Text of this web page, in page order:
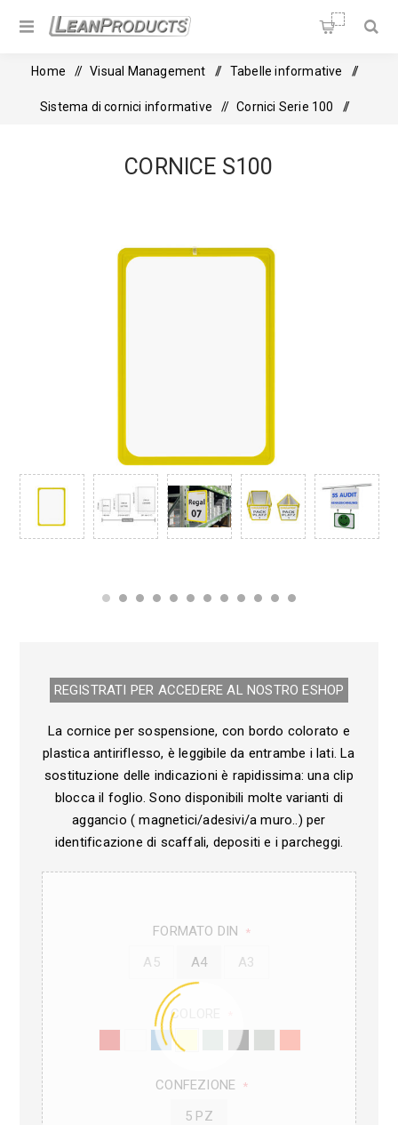
Soluzioni per la Lean
Home / Visual Management / Tabelle informative /
Sistema di cornici informative / Cornici Serie 100 /
CORNICE S100
REGISTRATI PER ACCEDERE AL NOSTRO E­SHOP
La cornice per sospensione, con bordo colorato e
plastica antiriflesso, è leggibile da entrambe i lati. La
sostituzione delle indicazioni è rapidissima: una clip
blocca il foglio. Sono disponibili molte varianti di
aggancio ( magnetici/adesivi/a muro..) per
identificazione di scaffali, depositi e i parcheggi.
FORMATO DIN *
A5 A4 A3
COLORE
CONFEZIONE *
5 PZ